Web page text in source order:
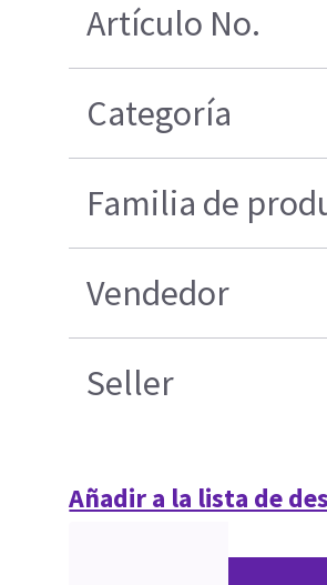
Artículo No.
Categoría
Familia de
Vendedor
Seller
Añadir a la lista de